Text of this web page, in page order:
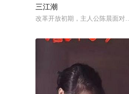
三江潮
改革开放初期，主人公陈晨面对